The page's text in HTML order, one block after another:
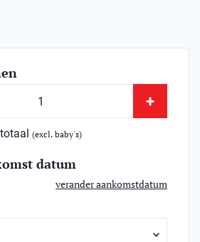
+
(excl. baby's)
datum
verander aankomstdatum